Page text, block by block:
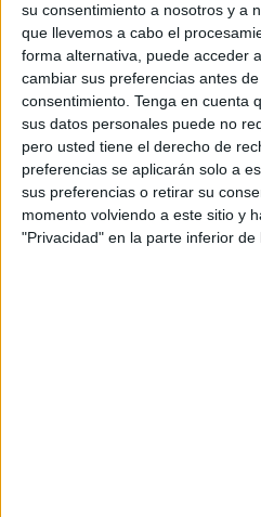
su consentimiento a nosotros y a
que llevemos a cabo el
forma alternativa, puede acceder
cambiar sus preferencias antes
consentimiento. Tenga en cuenta
sus datos personales puede no
pero usted tiene el derecho de
preferencias se aplicarán solo a
sus preferencias o retirar su
momento volviendo a este sitio y
"Privacidad" en la parte inferior de
como Vía Networks, Diode o Sage,
como profesor de ESIC en las áreas de